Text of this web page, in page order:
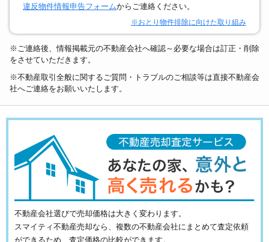
違反物件情報申告フォームからご連絡ください。
※おとり物件排除に向けた取り組み
※ご連絡後、情報掲載元の不動産会社へ確認～必要な場合は訂正・削除
をさせていただきます。
※不動産取引全般に関するご質問・トラブルのご相談等は直接不動産会
社へご連絡をお願いいたします。
不動産会社選びで売却価格は大きく変わります。
スマイティ不動産売却なら、複数の不動産会社にまとめて査定依頼
ができるため、査定価格の比較ができます。